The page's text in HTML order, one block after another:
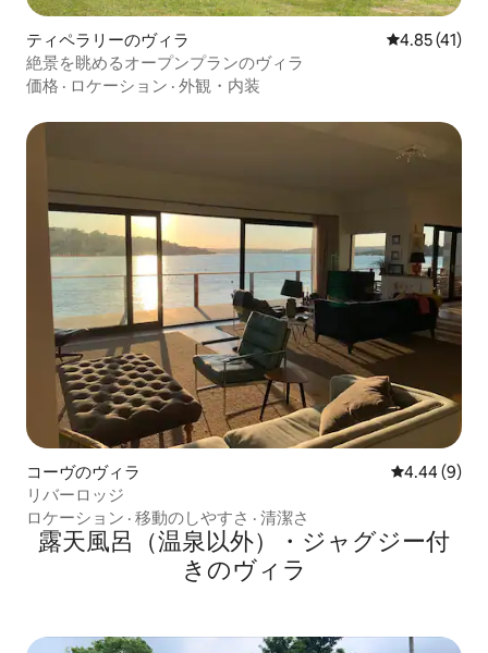
ティペラリーのヴィラ レビュー41
4.85 (41)
絶景を眺めるオープンプランのヴィラ
価格 · ロケーション · 外観・内装
コーヴのヴィラ レビュー9件
4.44 (9)
リバーロッジ
ロケーション · 移動のしやすさ · 清潔さ
露天風呂（温泉以外）・ジャグジー付
きのヴィラ